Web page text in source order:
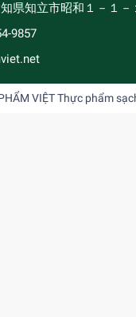
県知立市昭和１－１－
9857
VIỆT Thực phẩm